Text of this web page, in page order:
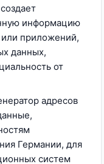
информацию
или приложений,
данных,
от
адресов
Германии, для
систем